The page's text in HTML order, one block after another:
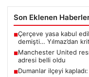
Son Eklenen
■Çerçeve yasa kabul
demişti… Yılmaz’dan
■Manchester United
adresi belli oldu
■Dumanlar ilçeyi